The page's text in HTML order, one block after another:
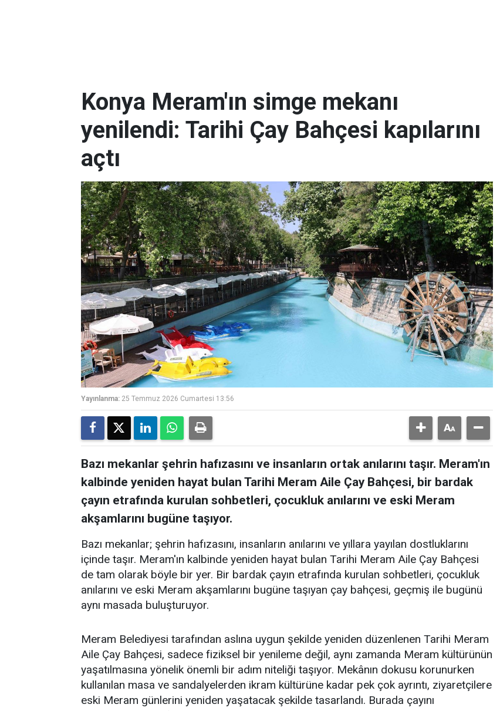
Konya Meram'ın simge mekanı
yenilendi: Tarihi Çay Bahçesi kapılarını
açtı
Yayınlanma: 25 Temmuz 2026 Cumartesi 13:56
Bazı mekanlar şehrin hafızasını ve insanların ortak anılarını taşır. Meram'ın
kalbinde yeniden hayat bulan Tarihi Meram Aile Çay Bahçesi, bir bardak
çayın etrafında kurulan sohbetleri, çocukluk anılarını ve eski Meram
akşamlarını bugüne taşıyor.
Bazı mekanlar; şehrin hafızasını, insanların anılarını ve yıllara yayılan dostluklarını
içinde taşır. Meram'ın kalbinde yeniden hayat bulan Tarihi Meram Aile Çay Bahçesi
de tam olarak böyle bir yer. Bir bardak çayın etrafında kurulan sohbetleri, çocukluk
anılarını ve eski Meram akşamlarını bugüne taşıyan çay bahçesi, geçmiş ile bugünü
aynı masada buluşturuyor.
Meram Belediyesi tarafından aslına uygun şekilde yeniden düzenlenen Tarihi Meram
Aile Çay Bahçesi, sadece fiziksel bir yenileme değil, aynı zamanda Meram kültürünün
yaşatılmasına yönelik önemli bir adım niteliği taşıyor. Mekânın dokusu korunurken
kullanılan masa ve sandalyelerden ikram kültürüne kadar pek çok ayrıntı, ziyaretçilere
eski Meram günlerini yeniden yaşatacak şekilde tasarlandı. Burada çayını